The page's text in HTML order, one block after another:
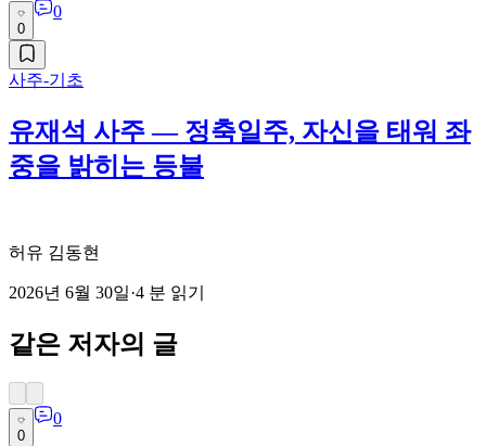
0
0
사주-기초
유재석 사주 — 정축일주, 자신을 태워 좌
중을 밝히는 등불
허유 김동현
2026년 6월 30일·4 분 읽기
같은 저자의 글
0
0